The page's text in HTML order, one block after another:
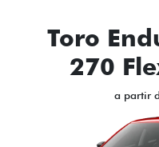
Toro
270
a partir